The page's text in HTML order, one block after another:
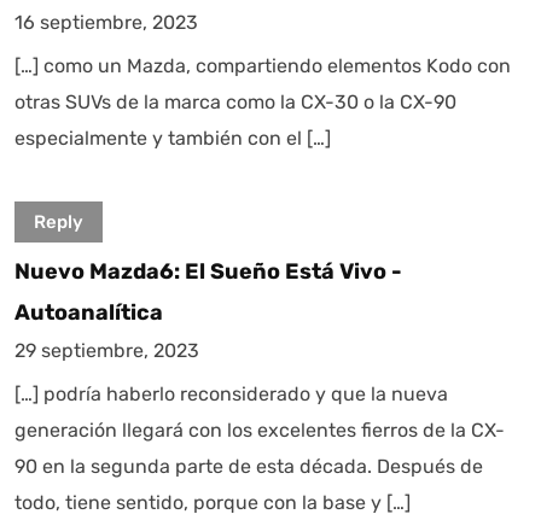
16 septiembre, 2023
[…] como un Mazda, compartiendo elementos Kodo con
otras SUVs de la marca como la CX-30 o la CX-90
especialmente y también con el […]
Reply
Nuevo Mazda6: El Sueño Está Vivo -
Autoanalítica
29 septiembre, 2023
[…] podría haberlo reconsiderado y que la nueva
generación llegará con los excelentes fierros de la CX-
90 en la segunda parte de esta década. Después de
todo, tiene sentido, porque con la base y […]